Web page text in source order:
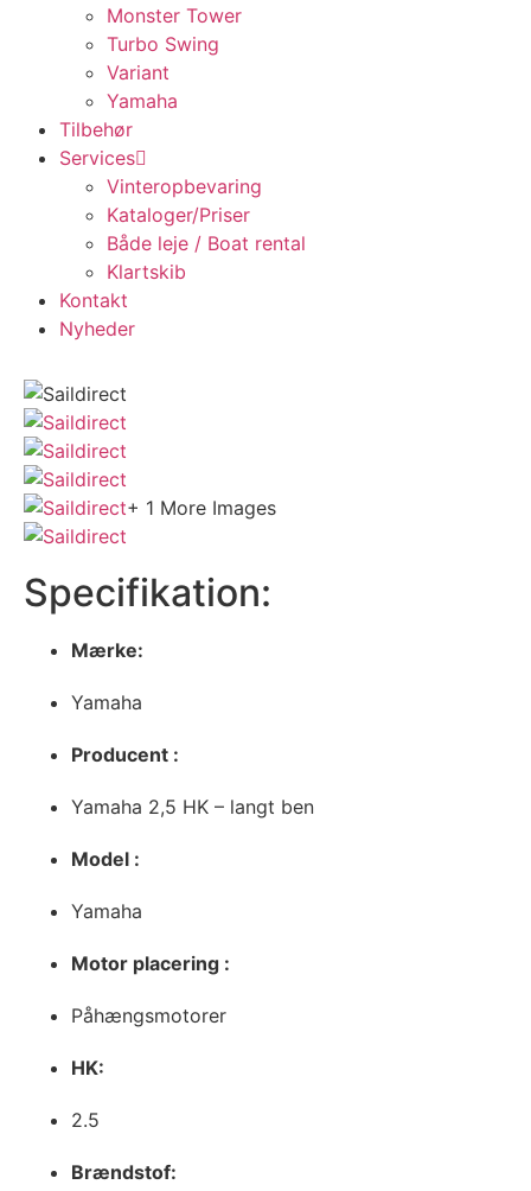
Monster Tower
Turbo Swing
Variant
Yamaha
Tilbehør
Services
Vinteropbevaring
Kataloger/Priser
Både leje / Boat rental
Klartskib
Kontakt
Nyheder
+ 1 More Images
Specifikation:
Mærke:
Yamaha
Producent :
Yamaha 2,5 HK – langt ben
Model :
Yamaha
Motor placering :
Påhængsmotorer
HK:
2.5
Brændstof: